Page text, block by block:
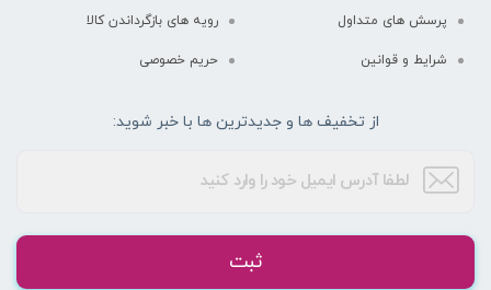
پرسش های متداول رویه های بازگرداندن کالا
شرایط و قوانین حریم خصوصی
از تخفیف ها و جدیدترین ها با خبر شوید:
ثبت